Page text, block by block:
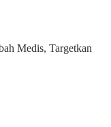
Medis, Targetkan